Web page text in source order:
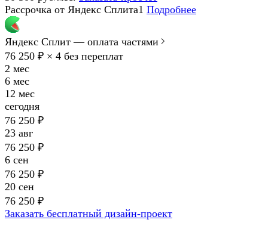
Рассрочка от Яндекс Сплита1 Подробнее
Яндекс Сплит — оплата частями
76 250 ₽ × 4 без переплат
2 мес
6 мес
12 мес
сегодня
76 250 ₽
23 авг
76 250 ₽
6 сен
76 250 ₽
20 сен
76 250 ₽
Заказать бесплатный дизайн-проект